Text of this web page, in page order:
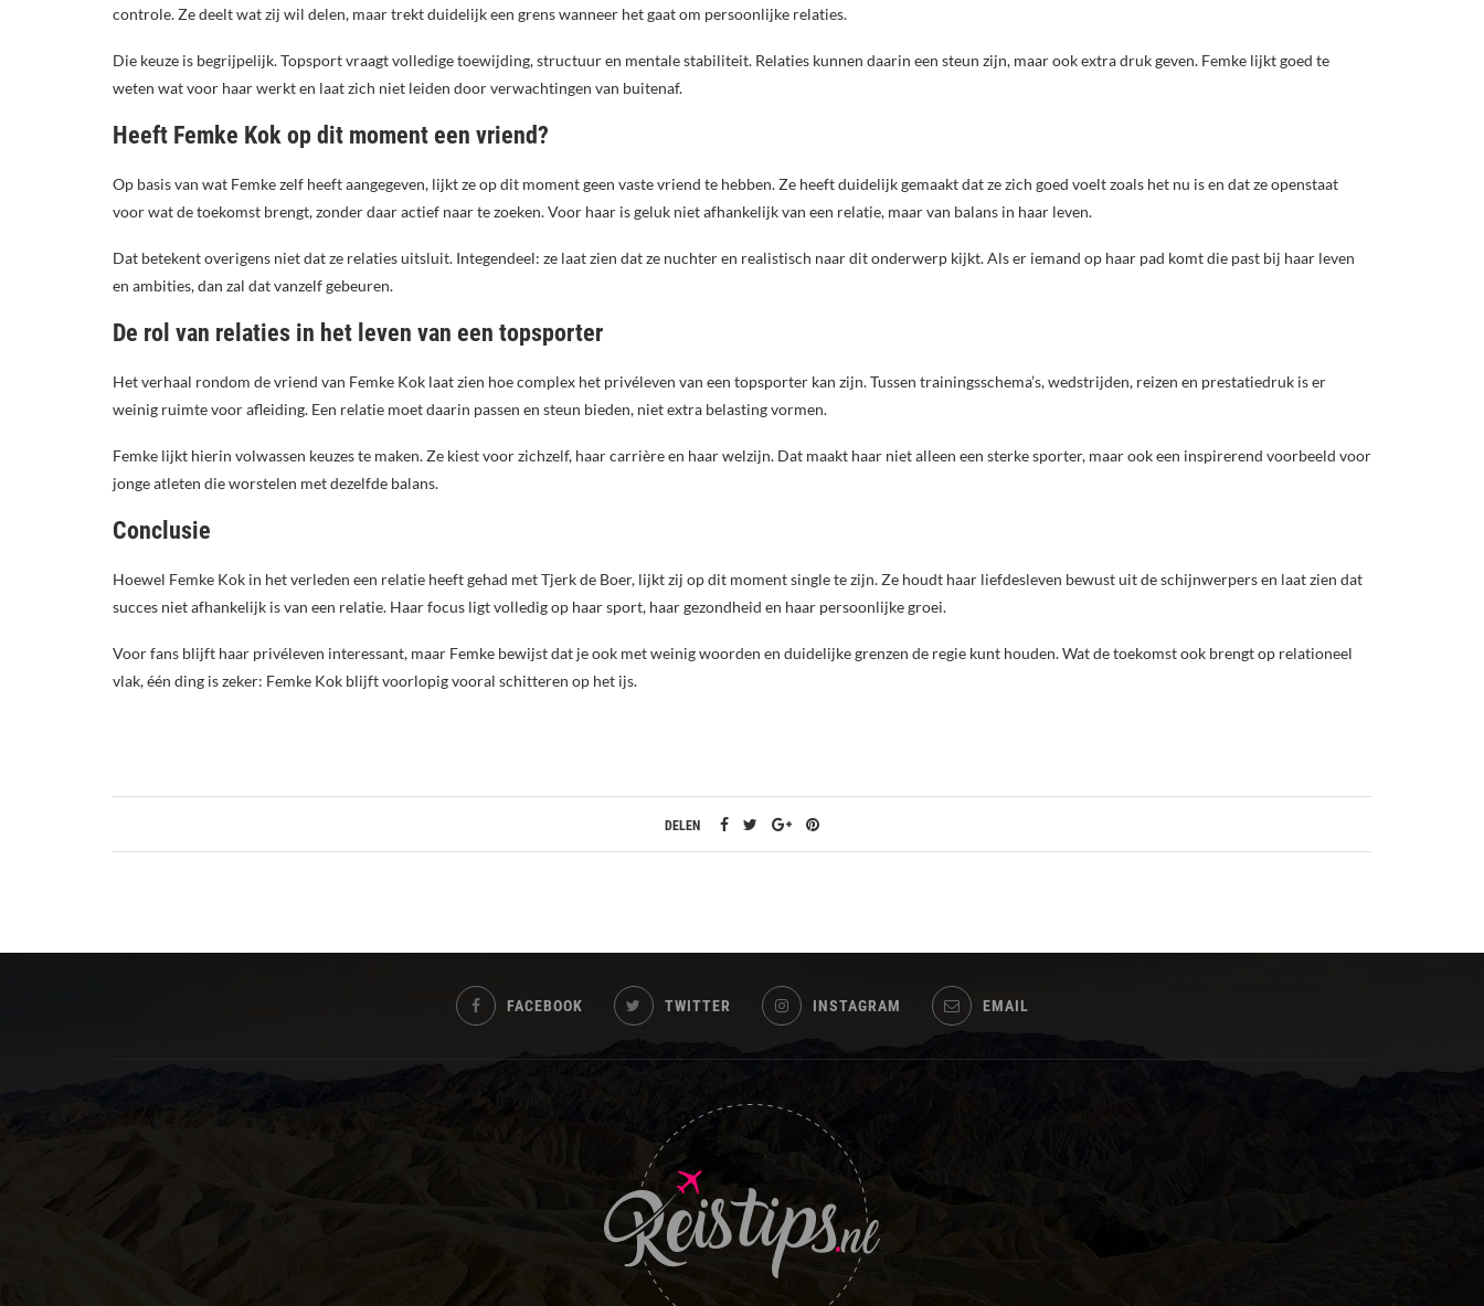
controle. Ze deelt wat zij wil delen, maar trekt duidelijk een grens wanneer het gaat om persoonlijke relaties.
Die keuze is begrijpelijk. Topsport vraagt volledige toewijding, structuur en mentale stabiliteit. Relaties kunnen daarin een steun zijn, maar ook extra druk geven. Femke lijkt goed te
weten wat voor haar werkt en laat zich niet leiden door verwachtingen van buitenaf.
Heeft Femke Kok op dit moment een vriend?
Op basis van wat Femke zelf heeft aangegeven, lijkt ze op dit moment geen vaste vriend te hebben. Ze heeft duidelijk gemaakt dat ze zich goed voelt zoals het nu is en dat ze openstaat
voor wat de toekomst brengt, zonder daar actief naar te zoeken. Voor haar is geluk niet afhankelijk van een relatie, maar van balans in haar leven.
Dat betekent overigens niet dat ze relaties uitsluit. Integendeel: ze laat zien dat ze nuchter en realistisch naar dit onderwerp kijkt. Als er iemand op haar pad komt die past bij haar leven
en ambities, dan zal dat vanzelf gebeuren.
De rol van relaties in het leven van een topsporter
Het verhaal rondom de vriend van Femke Kok laat zien hoe complex het privéleven van een topsporter kan zijn. Tussen trainingsschema’s, wedstrijden, reizen en prestatiedruk is er
weinig ruimte voor afleiding. Een relatie moet daarin passen en steun bieden, niet extra belasting vormen.
Femke lijkt hierin volwassen keuzes te maken. Ze kiest voor zichzelf, haar carrière en haar welzijn. Dat maakt haar niet alleen een sterke sporter, maar ook een inspirerend voorbeeld voor
jonge atleten die worstelen met dezelfde balans.
Conclusie
Hoewel Femke Kok in het verleden een relatie heeft gehad met Tjerk de Boer, lijkt zij op dit moment single te zijn. Ze houdt haar liefdesleven bewust uit de schijnwerpers en laat zien dat
succes niet afhankelijk is van een relatie. Haar focus ligt volledig op haar sport, haar gezondheid en haar persoonlijke groei.
Voor fans blijft haar privéleven interessant, maar Femke bewijst dat je ook met weinig woorden en duidelijke grenzen de regie kunt houden. Wat de toekomst ook brengt op relationeel
vlak, één ding is zeker: Femke Kok blijft voorlopig vooral schitteren op het ijs.
DELEN
FACEBOOK TWITTER INSTAGRAM EMAIL